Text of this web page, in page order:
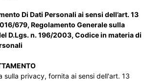
Di Dati Personali ai sensi dell’art. 13
679, Regolamento Generale sulla
D.Lgs. n. 196/2003, Codice in materia di
sulla privacy, fornita ai sensi dell'art. 13